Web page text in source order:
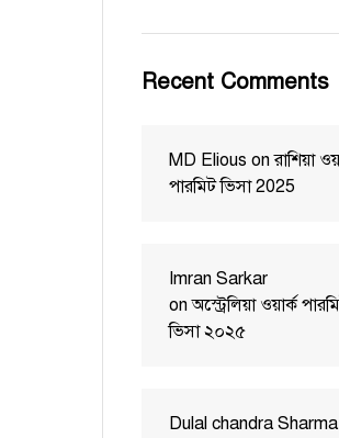
Recent Comments
MD Elious onরাশিয়া
পারমিট ভিসা 2025
Imran Sarkar
onঅস্ট্রেলিয়া ওয়ার্ক
ভিসা ২০২৫
Dulal chandra Sharma